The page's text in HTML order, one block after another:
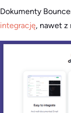
Dokumenty
integrację, nawet z